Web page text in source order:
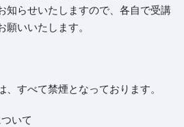
知らせいたしますので、各自で受講
いいたします。
すべて禁煙となっております。
いて